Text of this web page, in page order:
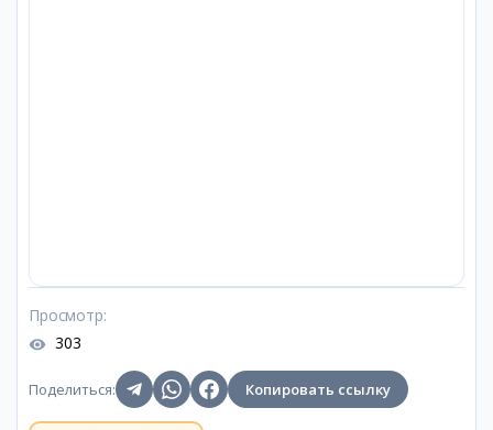
Просмотр:
303
Поделиться: Копировать ссылку